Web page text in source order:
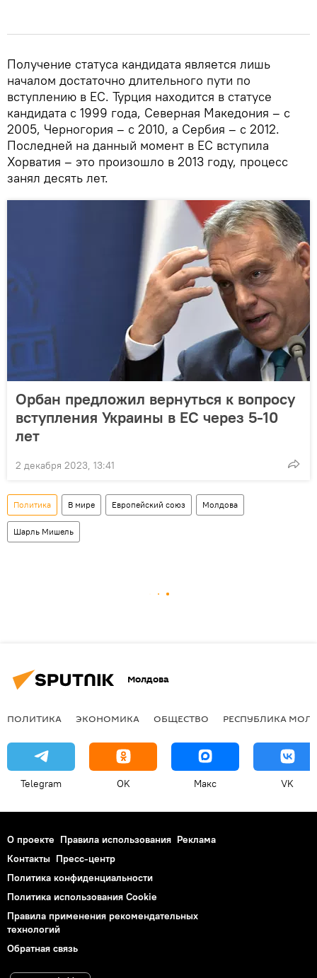
Получение статуса кандидата является лишь
началом достаточно длительного пути по
вступлению в ЕС. Турция находится в статусе
кандидата с 1999 года, Северная Македония – с
2005, Черногория – с 2010, а Сербия – с 2012.
Последней на данный момент в ЕС вступила
Хорватия – это произошло в 2013 году, процесс
занял десять лет.
Орбан предложил вернуться к вопросу
вступления Украины в ЕС через 5-10
лет
2 декабря 2023, 13:41
Политика В мире Европейский союз Молдова
Шарль Мишель
Молдова
ПОЛИТИКА ЭКОНОМИКА ОБЩЕСТВО РЕСПУБЛИКА
Telegram OK Макс VK
О проекте Правила использования Реклама
Контакты Пресс-центр
Политика конфиденциальности
Политика использования Cookie
Правила применения рекомендательных
технологий
Обратная связь